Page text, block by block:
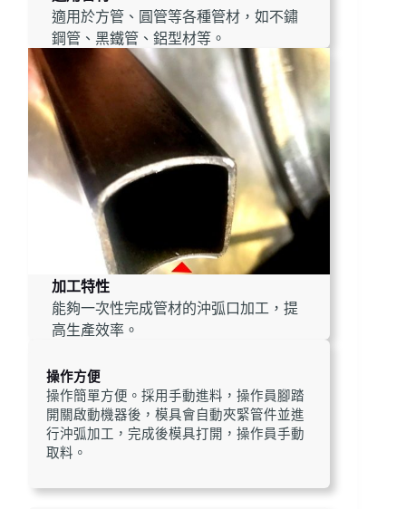
適用於方管、圓管等各種管材，如不鏽
鋼管、黑鐵管、鋁型材等。
加工特性
能夠一次性完成管材的沖弧口加工，提
高生產效率。
操作方便
操作簡單方便。採用手動進料，操作員腳踏
開關啟動機器後，模具會自動夾緊管件並進
行沖弧加工，完成後模具打開，操作員手動
取料。